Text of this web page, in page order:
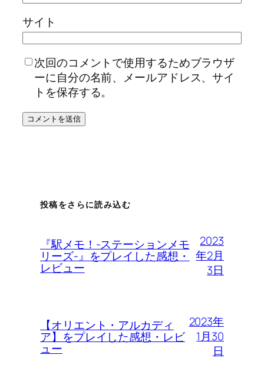
サイト
次回のコメントで使用するためブラウザ
ーに自分の名前、メールアドレス、サイ
トを保存する。
投稿をさらに読み込む
『駅メモ！-ステーションメモ
リーズ-』をプレイした感想・
レビュー
2023
年2月
3日
【オリエント・アルカディ
ア】をプレイした感想・レビ
ュー
2023年
1月30
日